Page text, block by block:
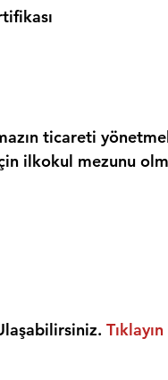
ticareti
ilkokul mezunu
Tıklayın